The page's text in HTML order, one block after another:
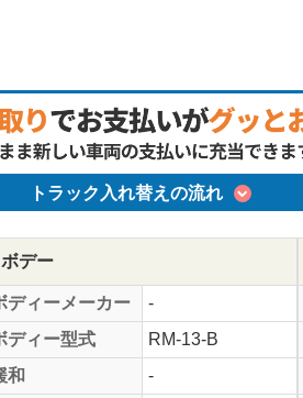
トラック入れ替えの流れ
ボデー
ディーメーカー
-
ディー型式
RM-13-B
和
-